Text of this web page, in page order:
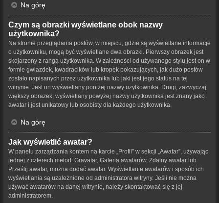
Na górę
Czym są obrazki wyświetlane obok nazwy
użytkownika?
Na stronie przeglądania postów, w miejscu, gdzie są wyświetlane informacje
o użytkowniku, mogą być wyświetlane dwa obrazki. Pierwszy obrazek jest
skojarzony z rangą użytkownika. W zależności od używanego stylu jest on w
formie gwiazdek, kwadracików lub kropek pokazujących, jak dużo postów
zostało napisanych przez użytkownika lub jaki jest jego status na tej
witrynie. Jest on wyświetlany poniżej nazwy użytkownika. Drugi, zazwyczaj
większy obrazek, wyświetlany powyżej nazwy użytkownika jest znany jako
awatar i jest unikatowy lub osobisty dla każdego użytkownika.
Na górę
Jak wyświetlić awatar?
W panelu zarządzania kontem na karcie „Profil” w sekcji „Awatar”, używając
jednej z czterech metod: Gravatar, Galeria awatarów, Zdalny awatar lub
Prześlij awatar, można dodać awatar. Wyświetlanie awatarów i sposób ich
wyświetlania są uzależnione od administratora witryny. Jeśli nie można
używać awatarów na danej witrynie, należy skontaktować się z jej
administratorem.